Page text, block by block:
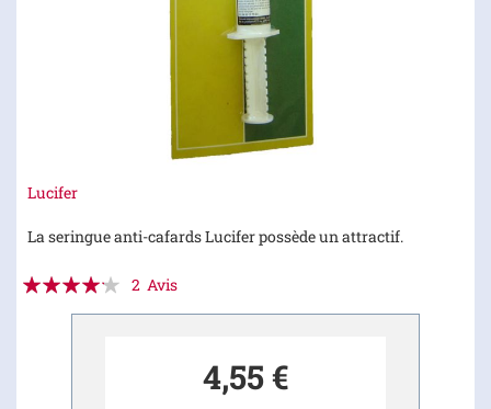
Lucifer
La seringue anti-cafards Lucifer possède un attractif.
Évaluation:
2 Avis
4,55 €
Skip
the
of
the